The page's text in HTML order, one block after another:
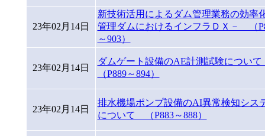
23年02月14日
新技術活用によるダム管理業務の効率
管理ダムにおけるインフラＤＸ－ （
～903）
23年02月14日
ダムゲート設備のAE計測試験につい
（P889～894）
23年02月14日
排水機場ポンプ設備のAI異常検知シス
について （P883～888）